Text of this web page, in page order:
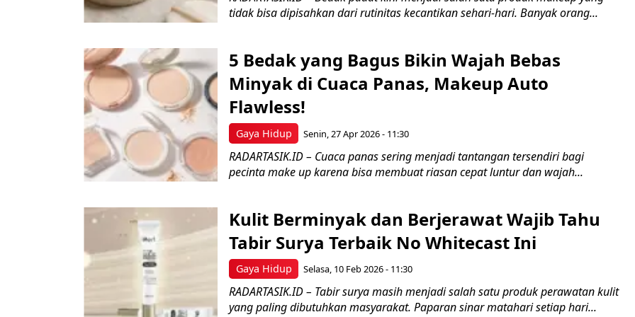
tidak bisa dipisahkan dari rutinitas kecantikan sehari-hari. Banyak orang...
Gaya Hidup
5 Bedak yang Bagus Bikin Wajah Bebas
Minyak di Cuaca Panas, Makeup Auto
Flawless!
Senin, 27 Apr 2026 - 11:30
RADARTASIK.ID – Cuaca panas sering menjadi tantangan tersendiri bagi
pecinta make up karena bisa membuat riasan cepat luntur dan wajah...
Gaya Hidup
Kulit Berminyak dan Berjerawat Wajib Tahu
Tabir Surya Terbaik No Whitecast Ini
Selasa, 10 Feb 2026 - 11:30
RADARTASIK.ID – Tabir surya masih menjadi salah satu produk perawatan kulit
yang paling dibutuhkan masyarakat. Paparan sinar matahari setiap hari...